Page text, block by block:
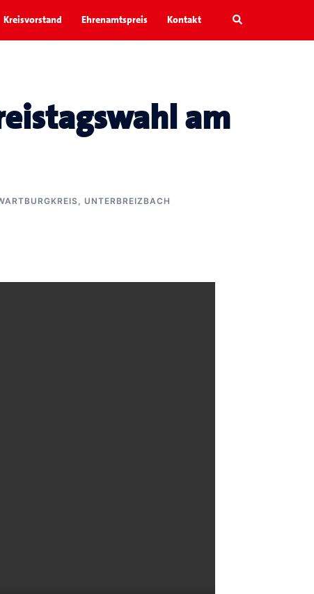
Kreisvorstand Ehrenamtspreis Kontakt Search
am
UNTERBREIZBACH